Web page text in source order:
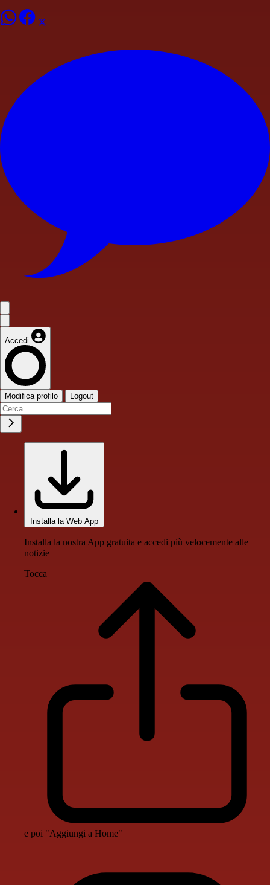
Accedi
Modifica profilo Logout
Installa la Web App
Installa la nostra App gratuita e accedi più velocemente alle
notizie
Tocca
e poi "Aggiungi a Home"